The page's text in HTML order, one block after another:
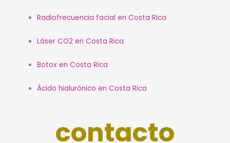
Radiofrecuencia facial en Costa Rica
Láser CO2 en Costa Rica
Botox en Costa Rica
Ácido hialurónico en Costa Rica
contacto